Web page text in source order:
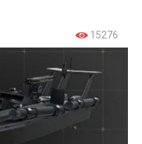
15276